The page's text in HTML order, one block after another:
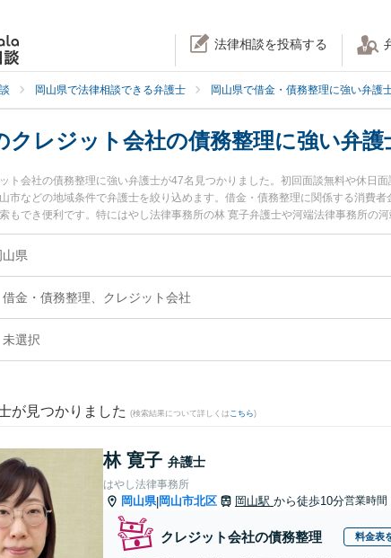
法律相談を投稿する
岡山県で法律相談できる弁護士 岡山県で借金・債務整理に強い弁護
クレジット会社の債務整理に強い弁護
ト会社の債務整理に強い弁護士が47名見つかりました。初回面談無料や休日
市などの地域条件で弁護士を絞り込めます。借金・債務整理に関係する消費
もでき便利です。特にはやし法律事務所の林 寛子弁護士や河端法律事務所の
が注目されています。『岡山県で土日や夜間に発生したクレジット会社の債
績豊富な近くの弁護士を検索したい』『初回相談無料でクレジット会社の債務
山県
借金・債務整理、クレジット会社
未選択
が見つかりました (検索結果について詳しくは こちら)
林 寛子 弁護士
はやし法律事務所
岡山県|岡山市北区 岡山駅 から徒歩10分営業時間
クレジット会社の債務整理 料金表